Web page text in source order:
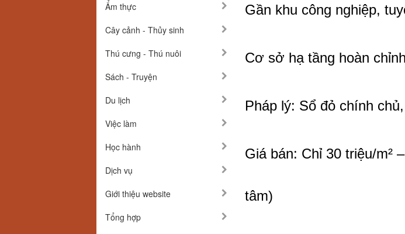
Ẩm thực
Cây cảnh - Thủy sinh
Thú cưng - Thú nuôi
Sách - Truyện
Du lịch
Việc làm
Học hành
Dịch vụ
Giới thiệu website
Tổng hợp
Gần khu công nghiệp,
Cơ sở hạ tầng hoàn
Pháp lý: Sổ đỏ chính
Giá bán: Chỉ 30 triệu/m²
tâm)